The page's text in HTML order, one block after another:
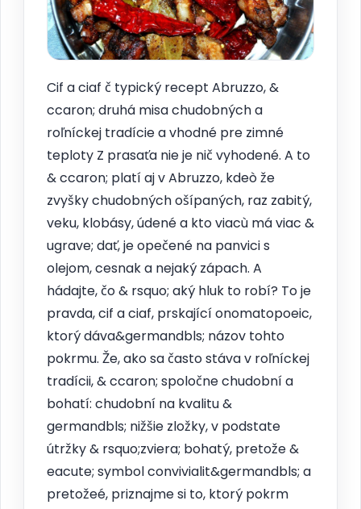
Cif a ciaf č typický recept Abruzzo, &
ccaron; druhá misa chudobných a
roľníckej tradície a vhodné pre zimné
teploty Z prasaťa nie je nič vyhodené. A to
& ccaron; platí aj v Abruzzo, kdeò že
zvyšky chudobných ošípaných, raz zabitý,
veku, klobásy, údené a kto viacù má viac &
ugrave; dať, je opečené na panvici s
olejom, cesnak a nejaký zápach. A
hádajte, čo & rsquo; aký hluk to robí? To je
pravda, cif a ciaf, prskající onomatopoeic,
ktorý dáva&germandbls; názov tohto
pokrmu. Že, ako sa často stáva v roľníckej
tradícii, & ccaron; spoločne chudobní a
bohatí: chudobní na kvalitu &
germandbls; nižšie zložky, v podstate
útržky & rsquo;zviera; bohatý, pretože &
eacute; symbol convivialit&germandbls; a
pretožeé, priznajme si to, ktorý pokrm